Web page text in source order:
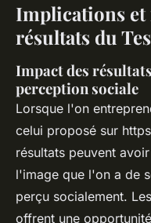
Implications et
résultats du
Impact des
perception sociale
Lorsque l'on
celui proposé sur
résultats peuvent
l'image que l'on a de
perçu socialement. Les
offrent une